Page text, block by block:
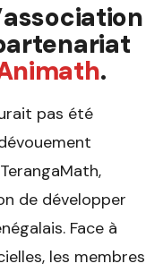
.
pas été
de développer
Face à
les membres